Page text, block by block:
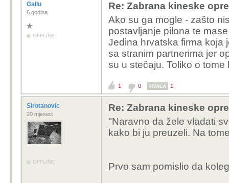
Gallu
6 godina
OFFLINE
Re: Zabrana kineske
Ako su ga mogle - zašto
postavljanje pilona te
Jedina hrvatska firma koja
sa stranim partnerima jer
su u stečaju. Toliko o
1 0 HVALA 1
Sirotanovic
20 mjeseci
OFFLINE
Re: Zabrana kineske
"Naravno da žele vladati
kako bi ju preuzeli. Na
Prvo sam pomislio da